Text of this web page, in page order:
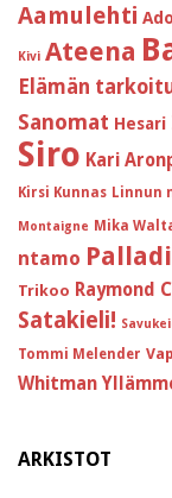
Aamulehti
Kivi Ateena
Elämän
Sanomat Hesari
Siro Kari
Kirsi Kunnas Linnun
Montaigne Mika
ntamo
Trikoo Raymond
Satakieli!
Tommi Melender
Whitman
ARKISTOT